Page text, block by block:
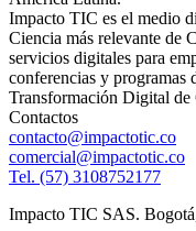
Impacto TIC es el medio
Ciencia más relevante de
servicios digitales para
conferencias y programas
Transformación Digital
Contactos
contacto@impactotic.co
comercial@impactotic.co
Tel. (57) 3108752177
Impacto TIC SAS.